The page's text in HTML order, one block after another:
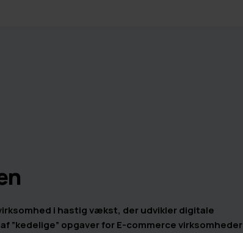
i hastig vækst, der udvikler digitale
”kedelige” opgaver for E-commerce virksomheder